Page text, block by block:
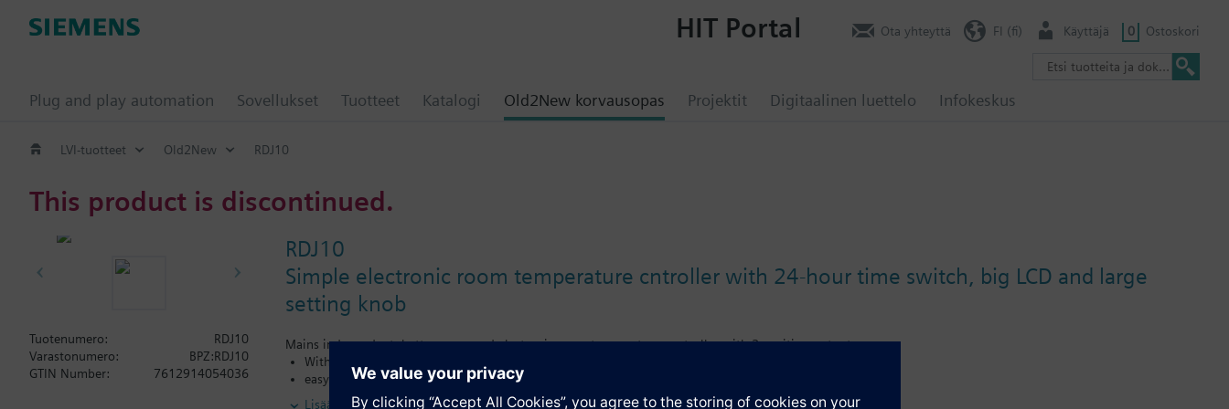
Plug and play automation Sovellukset Tuotteet Katalogi Old2New korvausopas Projektit Digitaalinen luettelo Infokeskus
HIT Portal Ota yhteyttä FI (fi) Käyttäjä 0 Ostoskori
LVI-tuotteet Old2New RDJ10
This product is discontinued.
RDJ10
Simple electronic room temperature cntroller with 24-hour time switch, big LCD and large
setting knob
Mains independent, battery powered electronic room temperature controller with 2-position output.
With digital 24-hour time switch
easy operation by large setting knob, large display and sliders
Color of housing front: signal white RAL9003 (NCS S 0502-G)
Lisää
Tuotenumero:
RDJ10
Varastonumero:
BPZ:RDJ10
GTIN Number:
7612914054036